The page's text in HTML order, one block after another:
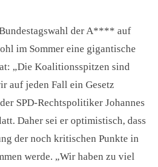
der A**** auf
im Sommer eine gigantische
„Die Koalitionsspitzen sind
auf jeden Fall ein Gesetz
SPD-Rechtspolitiker Johannes
Daher sei er optimistisch, dass
der noch kritischen Punkte in
werde. „Wir haben zu viel